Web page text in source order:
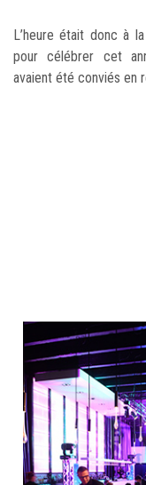
L’heure était donc à
pour célébrer cet
avaient été conviés en